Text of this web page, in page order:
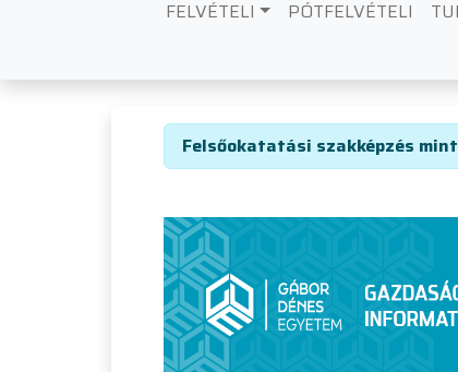
FELVÉTELI PÓTFELVÉTELI
Felsőokatási
Felsőokatatási szakképzés